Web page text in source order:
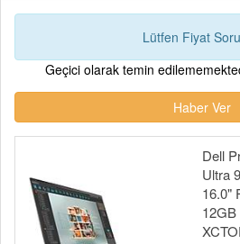
Lütfen Fiyat
Geçici olarak temin
Haber Ver
Dell
Ultra
16.0"